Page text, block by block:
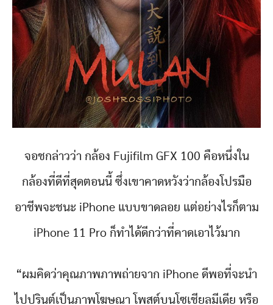
จอชกล่าวว่า กล้อง Fujifilm GFX 100 คือหนึ่งใน
กล้องที่ดีที่สุดตอนนี้ ซึ่งเขาคาดหวังว่ากล้องโปรมือ
อาชีพจะชนะ iPhone แบบขาดลอย แต่อย่างไรก็ตาม
iPhone 11 Pro ก็ทำได้ดีกว่าที่คาดเอาไว้มาก
“ผมคิดว่าคุณภาพภาพถ่ายจาก iPhone ดีพอที่จะนำ
ไปปรินต์เป็นภาพโฆษณา โพสต์บนโซเชียลมีเดีย หรือ